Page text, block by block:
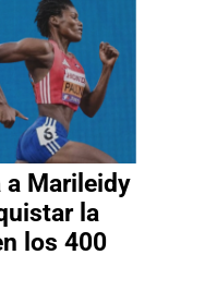
Marileidy
la
los 400